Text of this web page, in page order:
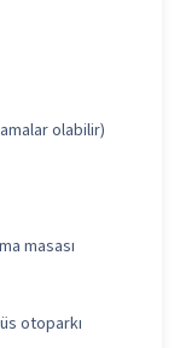
olabilir)
masası
otoparkı